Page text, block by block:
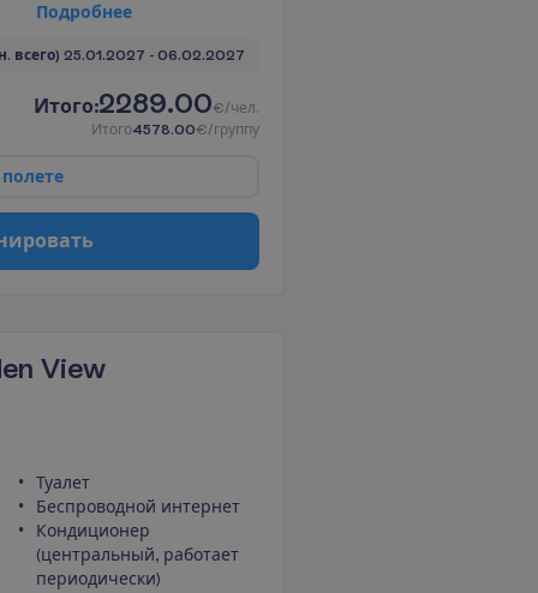
Подробнее
всего) 25.01.2027 - 06.02.2027
Итого:2289.00€/чел.
Итого4578.00€/группу
полете
ировать
View
Туалет
Беспроводной интернет
Кондиционер
(центральный, работает
периодически)